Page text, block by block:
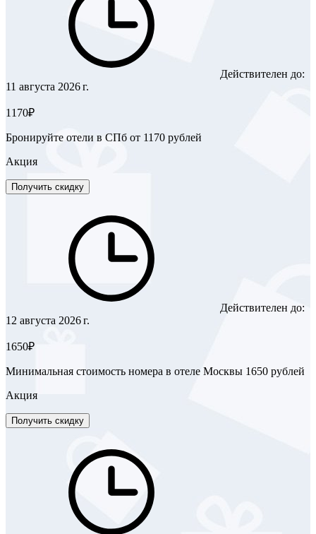
Действителен до:
11 августа 2026 г.
1170₽
Бронируйте отели в СПб от 1170 рублей
Акция
Получить скидку
Действителен до:
12 августа 2026 г.
1650₽
Минимальная стоимость номера в отеле Москвы 1650 рублей
Акция
Получить скидку